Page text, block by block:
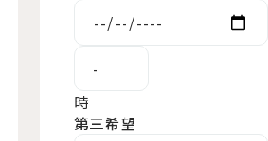
時
第三希望